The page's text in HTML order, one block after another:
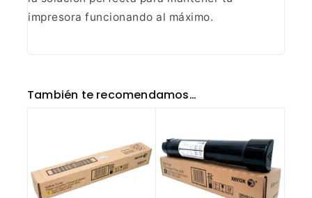
impresora funcionando al máximo.
También te recomendamos…